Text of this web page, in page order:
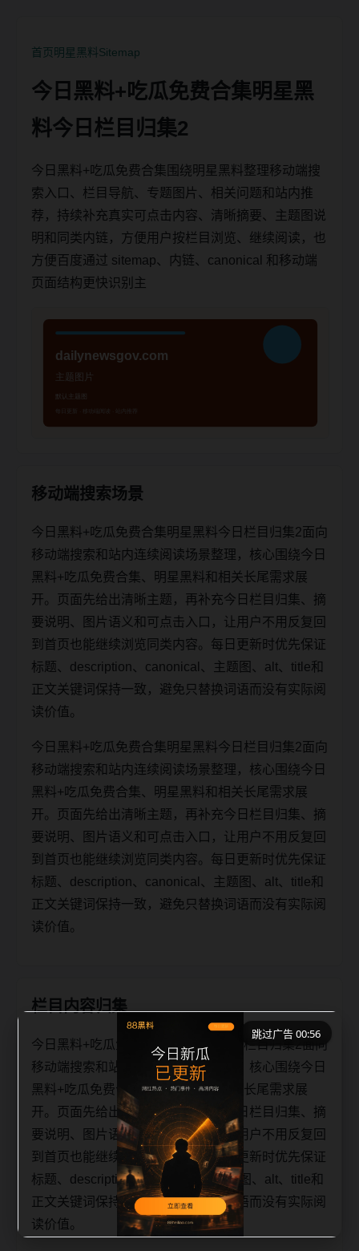
首页明星黑料Sitemap
今日黑料+吃瓜免费合集明星黑
料今日栏目归集2
今日黑料+吃瓜免费合集围绕明星黑料整理移动端搜
索入口、栏目导航、专题图片、相关问题和站内推
荐，持续补充真实可点击内容、清晰摘要、主题图说
明和同类内链，方便用户按栏目浏览、继续阅读，也
方便百度通过 sitemap、内链、canonical 和移动端
页面结构更快识别主
移动端搜索场景
今日黑料+吃瓜免费合集明星黑料今日栏目归集2面向
移动端搜索和站内连续阅读场景整理，核心围绕今日
黑料+吃瓜免费合集、明星黑料和相关长尾需求展
开。页面先给出清晰主题，再补充今日栏目归集、摘
要说明、图片语义和可点击入口，让用户不用反复回
到首页也能继续浏览同类内容。每日更新时优先保证
标题、description、canonical、主题图、alt、title和
正文关键词保持一致，避免只替换词语而没有实际阅
读价值。
今日黑料+吃瓜免费合集明星黑料今日栏目归集2面向
移动端搜索和站内连续阅读场景整理，核心围绕今日
黑料+吃瓜免费合集、明星黑料和相关长尾需求展
开。页面先给出清晰主题，再补充今日栏目归集、摘
要说明、图片语义和可点击入口，让用户不用反复回
到首页也能继续浏览同类内容。每日更新时优先保证
标题、description、canonical、主题图、alt、title和
正文关键词保持一致，避免只替换词语而没有实际阅
读价值。
栏目内容归集
今日黑料+吃瓜免费合集明星黑料今日栏目归集2面向
移动端搜索和站内连续阅读场景整理，核心围绕今日
黑料+吃瓜免费合集、明星黑料和相关长尾需求展
开。页面先给出清晰主题，再补充今日栏目归集、摘
要说明、图片语义和可点击入口，让用户不用反复回
到首页也能继续浏览同类内容。每日更新时优先保证
标题、description、canonical、主题图、alt、title和
正文关键词保持一致，避免只替换词语而没有实际阅
读价值。
跳过广告 00:56